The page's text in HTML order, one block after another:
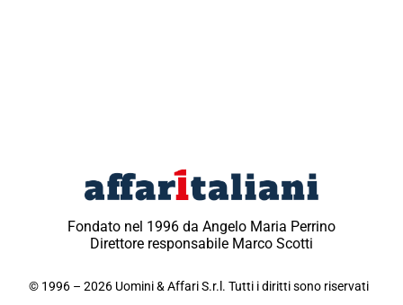
Fondato nel 1996 da Angelo Maria Perrino
Direttore responsabile Marco Scotti
© 1996 – 2026 Uomini & Affari S.r.l. Tutti i diritti sono riservati